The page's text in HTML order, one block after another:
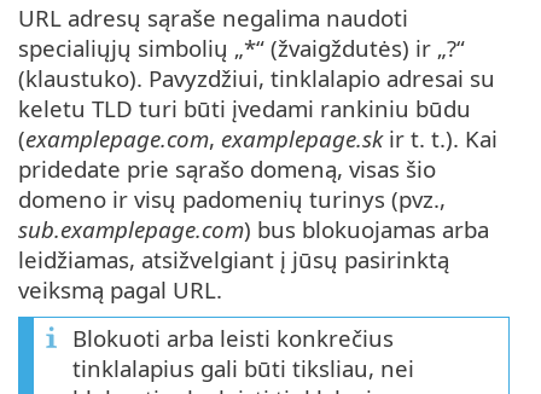
URL adresų sąraše negalima naudoti
specialiųjų simbolių „*“ (žvaigždutės) ir „?“
(klaustuko). Pavyzdžiui, tinklalapio adresai su
keletu TLD turi būti įvedami rankiniu būdu
(examplepage.com, examplepage.skir t. t.). Kai
pridedate prie sąrašo domeną, visas šio
domeno ir visų padomenių turinys (pvz.,
sub.examplepage.com) bus blokuojamas arba
leidžiamas, atsižvelgiant į jūsų pasirinktą
veiksmą pagal URL.
Blokuoti arba leisti konkrečius
tinklalapius gali būti tiksliau, nei